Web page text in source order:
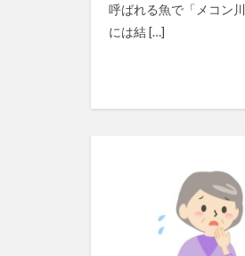
呼ばれる魚で「メコン
には結 […]